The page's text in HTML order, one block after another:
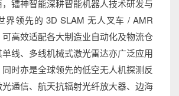
镭神智能深耕智能机器人技术研发与
界领先的 3D SLAM 无人叉车/ AMR
高效适配各大制造业自动化及物流仓
线、多线机械式激光雷达亦广泛应用
时亦是全球领先的低空无人机探测反
通信、 航天抗辐射光纤放大器、边海